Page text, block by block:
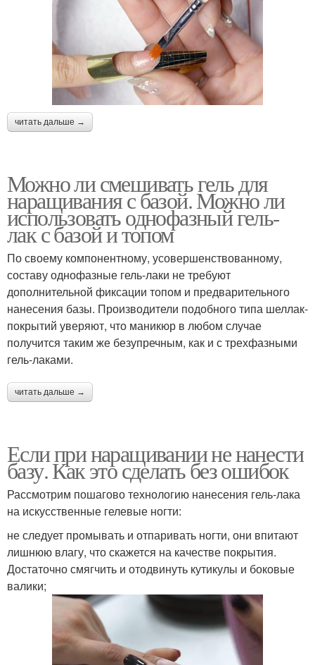
читать дальше →
Можно ли смешивать гель для
наращивания с базой. Можно ли
использовать однофазный гель-
лак с базой и топом
По своему компонентному, усовершенствованному,
составу однофазные гель-лаки не требуют
дополнительной фиксации топом и предварительного
нанесения базы. Производители подобного типа шеллак-
покрытий уверяют, что маникюр в любом случае
получится таким же безупречным, как и с трехфазными
гель-лаками.
читать дальше →
Если при наращивании не нанести
базу. Как это сделать без ошибок
Рассмотрим пошагово технологию нанесения гель-лака
на искусственные гелевые ногти:
не следует промывать и отпаривать ногти, они впитают
лишнюю влагу, что скажется на качестве покрытия.
Достаточно смягчить и отодвинуть кутикулы и боковые
валики;